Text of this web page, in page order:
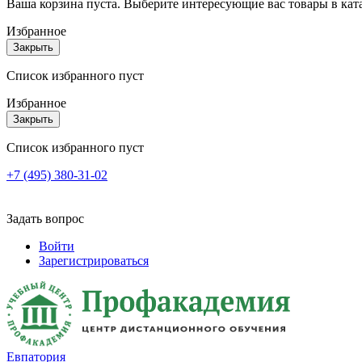
Ваша корзина пуста. Выберите интересующие вас товары в
Избранное
Закрыть
Список избранного пуст
Избранное
Закрыть
Список избранного пуст
+7 (495) 380-31-02
Задать вопрос
Войти
Зарегистрироваться
Евпатория